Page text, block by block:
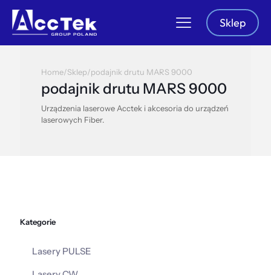
Sklep
Home/Sklep/podajnik drutu MARS 9000
podajnik drutu MARS 9000
Urządzenia laserowe Acctek i akcesoria do urządzeń
laserowych Fiber.
Kategorie
Lasery PULSE